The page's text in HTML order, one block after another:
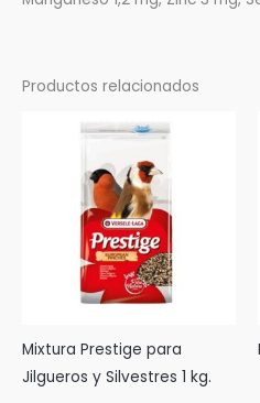
Productos relacionados
Mixtura Prestige para
Jilgueros y Silvestres 1 kg.